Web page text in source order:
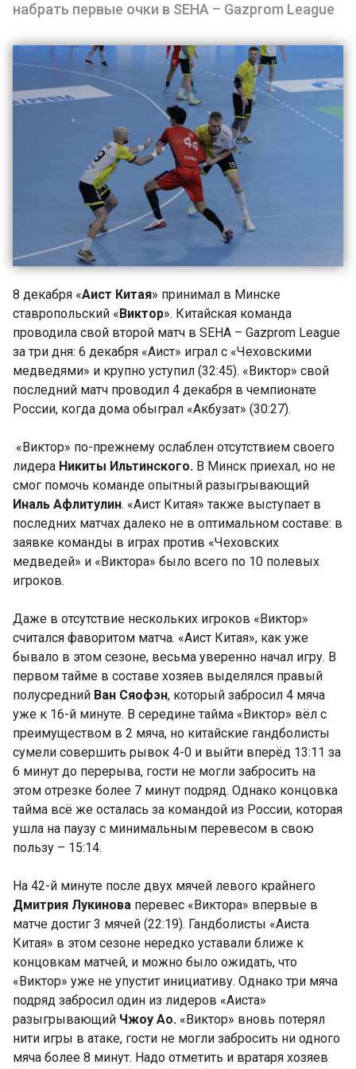
набрать первые очки в SEHA – Gazprom League
8 декабря «Аист Китая» принимал в Минске
ставропольский «Виктор». Китайская команда
проводила свой второй матч в SEHA – Gazprom League
за три дня: 6 декабря «Аист» играл с «Чеховскими
медведями» и крупно уступил (32:45). «Виктор» свой
последний матч проводил 4 декабря в чемпионате
России, когда дома обыграл «Акбузат» (30:27).
«Виктор» по-прежнему ослаблен отсутствием своего
лидера Никиты Ильтинского. В Минск приехал, но не
смог помочь команде опытный разыгрывающий
Иналь Афлитулин. «Аист Китая» также выступает в
последних матчах далеко не в оптимальном составе: в
заявке команды в играх против «Чеховских
медведей» и «Виктора» было всего по 10 полевых
игроков.
Даже в отсутствие нескольких игроков «Виктор»
считался фаворитом матча. «Аист Китая», как уже
бывало в этом сезоне, весьма уверенно начал игру. В
первом тайме в составе хозяев выделялся правый
полусредний Ван Сяофэн, который забросил 4 мяча
уже к 16-й минуте. В середине тайма «Виктор» вёл с
преимуществом в 2 мяча, но китайские гандболисты
сумели совершить рывок 4-0 и выйти вперёд 13:11 за
6 минут до перерыва, гости не могли забросить на
этом отрезке более 7 минут подряд. Однако концовка
тайма всё же осталась за командой из России, которая
ушла на паузу с минимальным перевесом в свою
пользу – 15:14.
На 42-й минуте после двух мячей левого крайнего
Дмитрия Лукинова перевес «Виктора» впервые в
матче достиг 3 мячей (22:19). Гандболисты «Аиста
Китая» в этом сезоне нередко уставали ближе к
концовкам матчей, и можно было ожидать, что
«Виктор» уже не упустит инициативу. Однако три мяча
подряд забросил один из лидеров «Аиста»
разыгрывающий Чжоу Ао. «Виктор» вновь потерял
нити игры в атаке, гости не могли забросить ни одного
мяча более 8 минут. Надо отметить и вратаря хозяев